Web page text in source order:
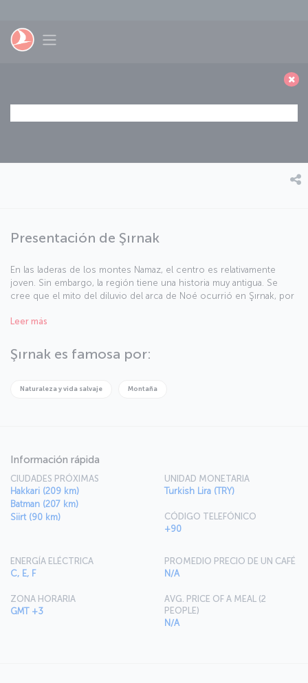
Toggle navigation
Presentación de Şırnak
En las laderas de los montes Namaz, el centro es relativamente
joven. Sin embargo, la región tiene una historia muy antigua. Se
cree que el mito del diluvio del arca de Noé ocurrió en Şırnak, por
Şırnak ha presenciado el establecimiento de numerosas
cerca esta ciudad.
Leer más
Şırnak es famosa por:
Naturaleza y vida salvaje Montaña
Información rápida
CIUDADES PRÓXIMAS
Hakkari (209 km)
Batman (207 km)
Siirt (90 km)
UNIDAD MONETARIA
Turkish Lira (TRY)
CÓDIGO TELEFÓNICO
+90
ENERGÍA ELÉCTRICA
C, E, F
ZONA HORARIA
GMT +3
PROMEDIO PRECIO DE UN CAFÉ
N/A
AVG. PRICE OF A MEAL (2
PEOPLE)
N/A